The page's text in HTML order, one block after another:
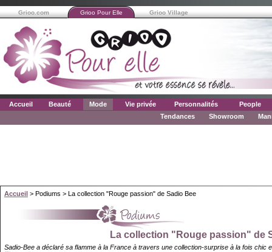
Grioo.com Grioo Pour Elle Grioo Village
Accueil Beauté Mode Vie privée Personnalités
People
Tendances
Showroom
Accueil > Podiums > La collection "Rouge passion" de Sadio Bee
La collection "Rouge passion" de
Sadio-Bee a déclaré sa flamme à la France à travers une collection-surprise à la fois chic